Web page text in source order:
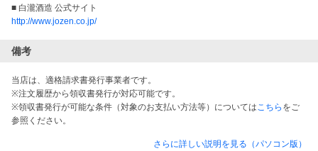
■ 白瀧酒造 公式サイト
http://www.jozen.co.jp/
備考
当店は、適格請求書発行事業者です。
※注文履歴から領収書発行が対応可能です。
※領収書発行が可能な条件（対象のお支払い方法等）についてはこちら をご
参照ください。
さらに詳しい説明を見る（パソコン版）